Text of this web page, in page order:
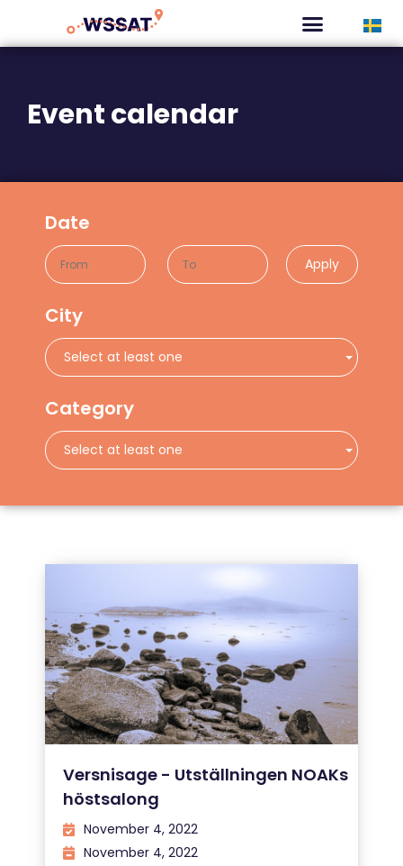
Event calendar
Date
Apply
City
Select at least one
Category
Select at least one
Versnisage - Utställningen NOAKs
höstsalong
November 4, 2022
November 4, 2022